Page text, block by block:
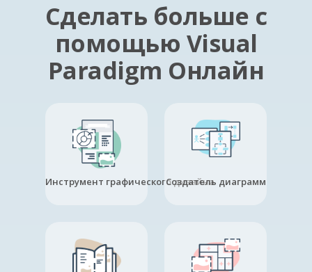
Сделать больше с
помощью Visual
Paradigm Онлайн
Инструмент графического дизайнаСоздатель диаграмм